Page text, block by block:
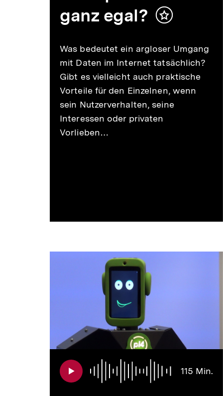
ganz egal?
Inhalt
Was bedeutet ein argloser Umgang
mit Daten im Internet tatsächlich?
Gibt es vielleicht auch praktische
Vorteile für den Einzelnen, wenn
sein Nutzerverhalten, seine
Interessen oder privaten
Vorlieben…
115 Min.